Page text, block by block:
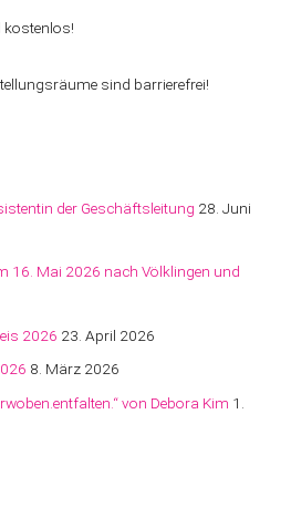
kostenlos!
sind barrierefrei!
der Geschäftsleitung 28. Juni
16. Mai 2026 nach Völklingen und
2026 23. April 2026
8. März 2026
von Debora Kim 1.